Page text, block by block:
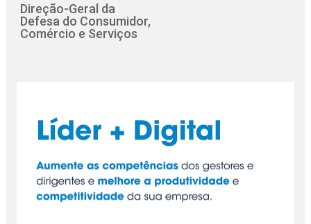
Direção-Geral da
Defesa do Consumidor,
Comércio e Serviços